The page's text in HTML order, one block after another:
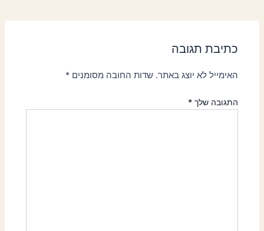
כתיבת תגובה
האימייל לא יוצג באתר. שדות החובה מסומנים*
התגובה שלך*